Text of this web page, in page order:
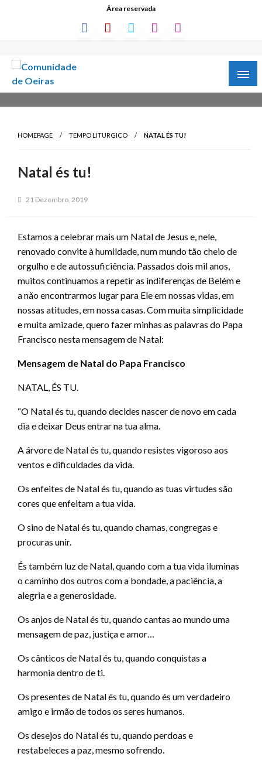
Área reservada
HOMEPAGE TEMPO LITURGICO NATAL ÉS TU!
Natal és tu!
21 Dezembro, 2019
Estamos a celebrar mais um Natal de Jesus e, nele,
renovado convite à humildade, num mundo tão cheio de
orgulho e de autossuficiência. Passados dois mil anos,
muitos continuamos a repetir as indiferenças de Belém e
a não encontrarmos lugar para Ele em nossas vidas, em
nossas atitudes, em nossa casas. Com muita simplicidade
e muita amizade, quero fazer minhas as palavras do Papa
Francisco nesta mensagem de Natal:
Mensagem de Natal do Papa Francisco
NATAL, ÉS TU.
“O Natal és tu, quando decides nascer de novo em cada
dia e deixar Deus entrar na tua alma.
A árvore de Natal és tu, quando resistes vigoroso aos
ventos e dificuldades da vida.
Os enfeites de Natal és tu, quando as tuas virtudes são
cores que enfeitam a tua vida.
O sino de Natal és tu, quando chamas, congregas e
procuras unir.
És também luz de Natal, quando com a tua vida iluminas
o caminho dos outros com a bondade, a paciência, a
alegria e a generosidade.
Os anjos de Natal és tu, quando cantas ao mundo uma
mensagem de paz, justiça e amor…
Os cânticos de Natal és tu, quando conquistas a
harmonia dentro de ti.
Os presentes de Natal és tu, quando és um verdadeiro
amigo e irmão de todos os seres humanos.
Os desejos do Natal és tu, quando perdoas e
restabeleces a paz, mesmo sofrendo.